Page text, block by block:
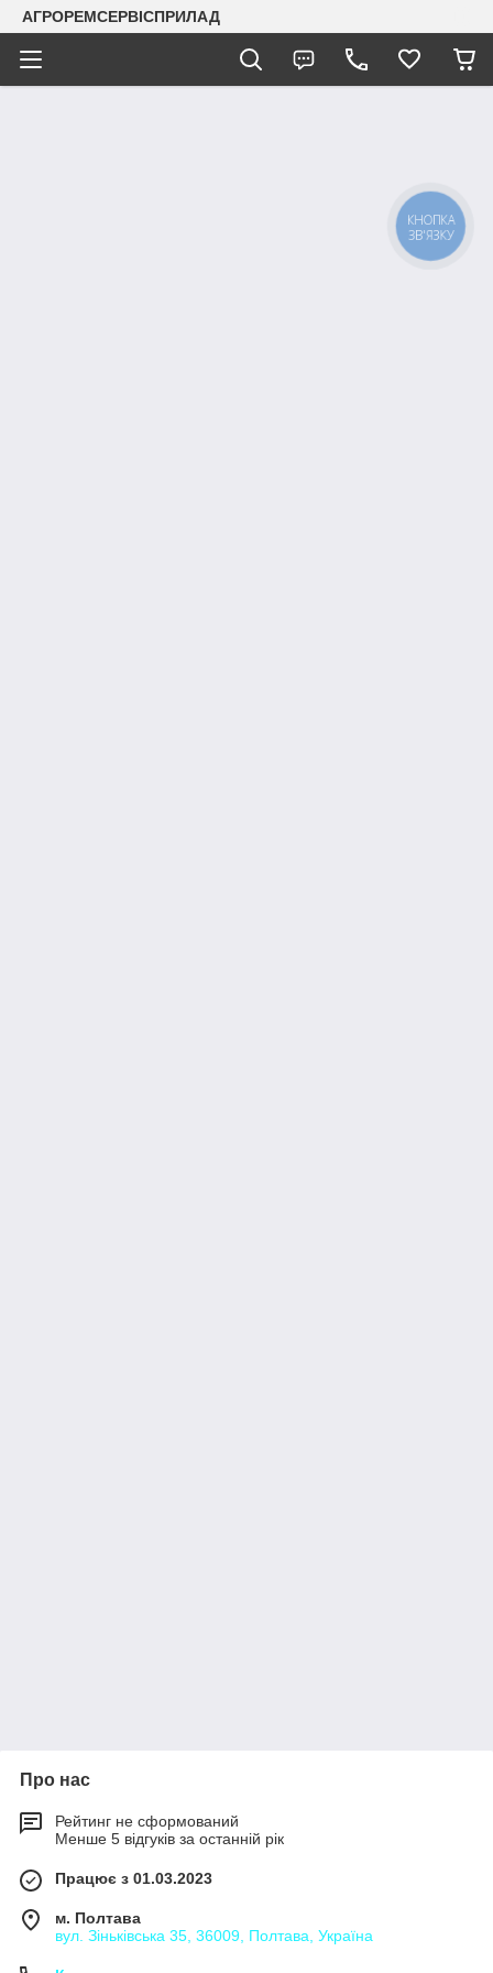
АГРОРЕМСЕРВІСПРИЛАД
Про нас
Рейтинг не сформований
Менше 5 відгуків за останній рік
Працює з 01.03.2023
м. Полтава
вул. Зіньківська 35, 36009, Полтава, Україна
КНОПКА
ЗВ'ЯЗКУ